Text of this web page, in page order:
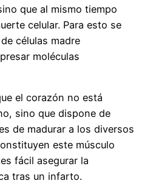
que al mismo tiempo
celular. Para esto se
células madre
moléculas
el corazón no está
sino que dispone de
de madurar a los diversos
este músculo
fácil asegurar la
tras un infarto.